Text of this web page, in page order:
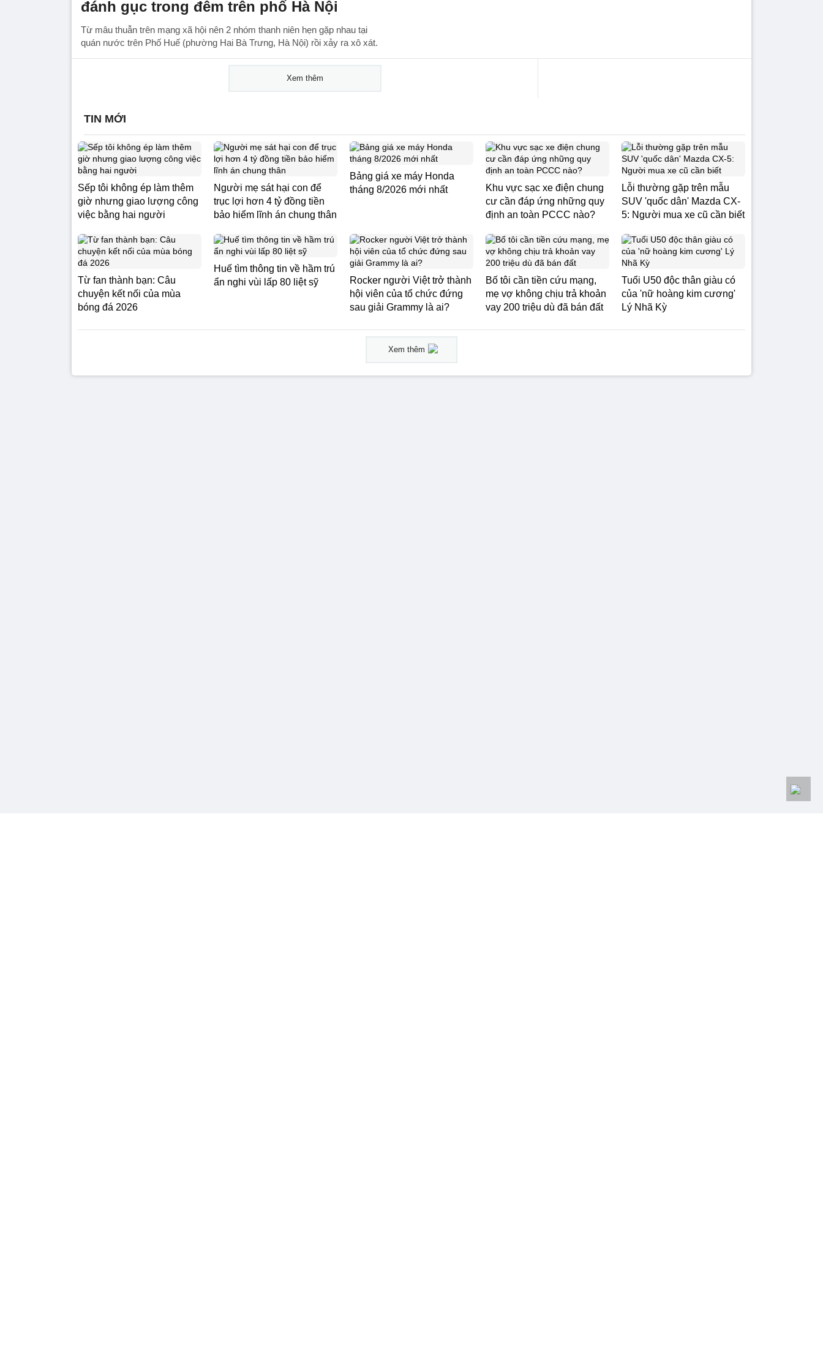
đánh gục trong đêm trên phố Hà Nội
Từ mâu thuẫn trên mạng xã hội nên 2 nhóm thanh niên hẹn gặp nhau tại
quán nước trên Phố Huế (phường Hai Bà Trưng, Hà Nội) rồi xảy ra xô xát.
Xem thêm
TIN MỚI
Sếp tôi không ép làm thêm
giờ nhưng giao lượng công
việc bằng hai người
Người mẹ sát hại con để
trục lợi hơn 4 tỷ đồng tiền
bảo hiểm lĩnh án chung thân
Bảng giá xe máy Honda
tháng 8/2026 mới nhất
Khu vực sạc xe điện chung
cư cần đáp ứng những quy
định an toàn PCCC nào?
Lỗi thường gặp trên mẫu
SUV 'quốc dân' Mazda CX-
5: Người mua xe cũ cần biết
Từ fan thành bạn: Câu
chuyện kết nối của mùa
bóng đá 2026
Huế tìm thông tin về hầm trú
ẩn nghi vùi lấp 80 liệt sỹ
Rocker người Việt trở thành
hội viên của tổ chức đứng
sau giải Grammy là ai?
Bố tôi cần tiền cứu mạng,
mẹ vợ không chịu trả khoản
vay 200 triệu dù đã bán đất
Tuổi U50 độc thân giàu có
của 'nữ hoàng kim cương'
Lý Nhã Kỳ
Xem thêm